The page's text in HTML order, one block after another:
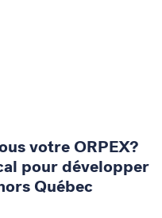
votre ORPEX?
pour développer
Québec